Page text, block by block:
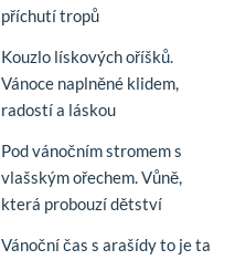
příchutí tropů
Kouzlo lískových oříšků.
Vánoce naplněné klidem,
radostí a láskou
Pod vánočním stromem s
vlašským ořechem. Vůně,
která probouzí dětství
Vánoční čas s arašídy to je ta